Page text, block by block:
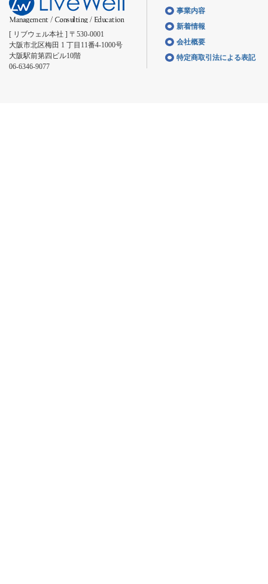
[ リブウェル本社 ] 〒530-0001
大阪市北区梅田 1 丁目11番4-1000号
大阪駅前第四ビル10階
06-6346-9077
事業内容
新着情報
会社概要
特定商取引法による表記